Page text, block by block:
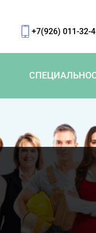
+7(926) 011-32-